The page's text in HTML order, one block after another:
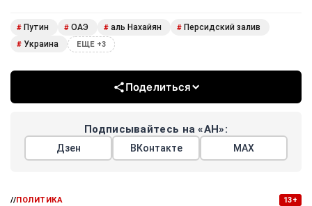
# Путин # ОАЭ # аль Нахайян # Персидский залив
# Украина ЕЩЕ +3
Поделиться
Подписывайтесь на «АН»:
Дзен ВКонтакте МАХ
//ПОЛИТИКА 13+